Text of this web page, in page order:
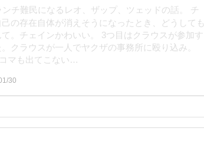
チ難民になるレオ、ザップ、ツェッドの話。 チ
の存在自体が消えそうになったとき、どうしても
。チェインかわいい。 3つ目はクラウスが参加す
クラウスが一人でヤクザの事務所に殴り込み。
マも出てこない…
30